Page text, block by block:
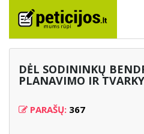
DĖL SODININKŲ
PLANAVIMO IR
PARAŠŲ: 367